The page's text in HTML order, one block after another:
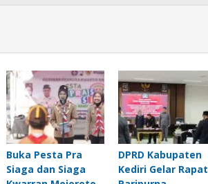
Buka Pesta Pra
Siaga dan Siaga
DPRD Kabupaten
Kediri Gelar Rapat